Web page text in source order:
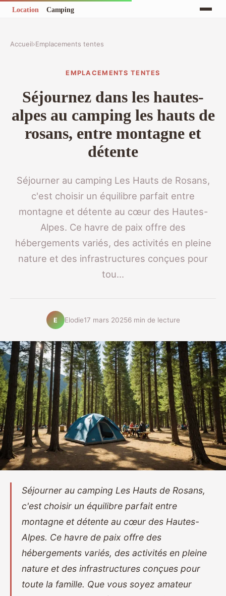
Accueil›Emplacements tentes
EMPLACEMENTS TENTES
Séjournez dans les hautes-
alpes au camping les hauts de
rosans, entre montagne et
détente
Séjourner au camping Les Hauts de Rosans,
c'est choisir un équilibre parfait entre
montagne et détente au cœur des Hautes-
Alpes. Ce havre de paix offre des
hébergements variés, des activités en pleine
nature et des infrastructures conçues pour
tou...
E Elodie17 mars 20256 min de lecture
Séjourner au camping Les Hauts de Rosans,
c'est choisir un équilibre parfait entre
montagne et détente au cœur des Hautes-
Alpes. Ce havre de paix offre des
hébergements variés, des activités en pleine
nature et des infrastructures conçues pour
toute la famille. Que vous soyez amateur